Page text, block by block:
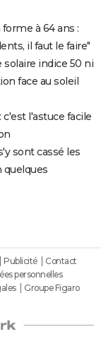
à 64 ans :
il faut le faire"
solaire indice 50 ni
face au soleil
l'astuce facile
sont cassé les
quelques
Publicité
Contact
personnelles
Groupe Figaro